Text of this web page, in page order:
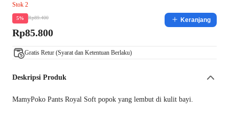
Stok 2
5% Rp89.400
Rp85.800
Keranjang
Gratis Retur (Syarat dan Ketentuan Berlaku)
Deskripsi Produk
MamyPoko Pants Royal Soft popok yang lembut di kulit bayi.